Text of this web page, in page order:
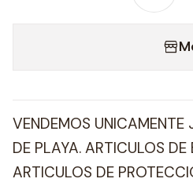
VENDEMOS UNICAMENTE
DE PLAYA. ARTICULOS
ARTICULOS DE